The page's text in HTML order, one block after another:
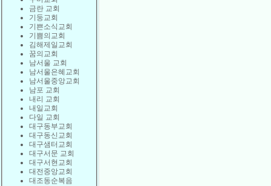
금란 교회
기둥교회
기쁜소식교회
기쁨의교회
김해제일교회
꿈의교회
남서울 교회
남서울은혜교회
남서울중앙교회
남포 교회
내리 교회
내일교회
다일 교회
대구동부교회
대구동신교회
대구샘터교회
대구서문 교회
대구서현교회
대전중앙교회
대조동순복음